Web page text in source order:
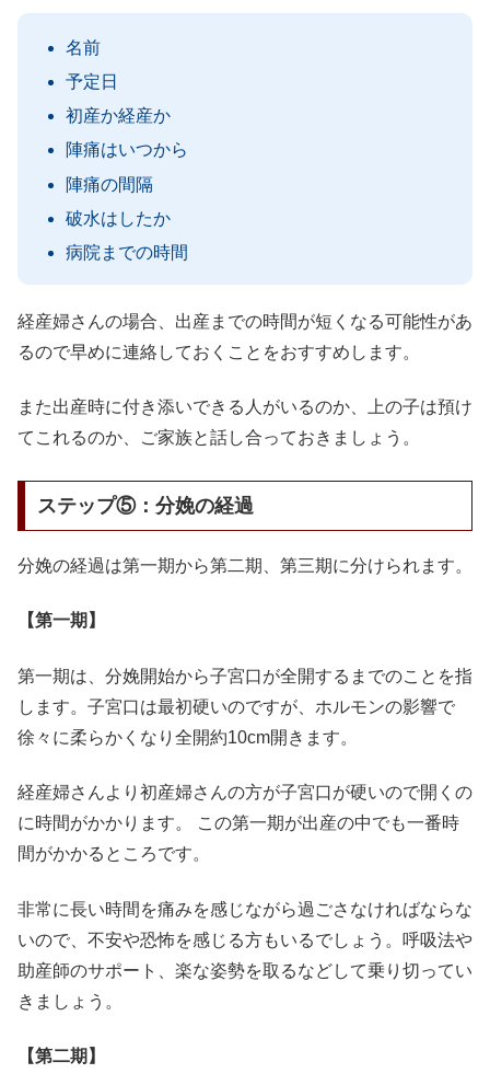
名前
予定日
初産か経産か
陣痛はいつから
陣痛の間隔
破水はしたか
病院までの時間
経産婦さんの場合、出産までの時間が短くなる可能性があ
るので早めに連絡しておくことをおすすめします。
また出産時に付き添いできる人がいるのか、上の子は預け
てこれるのか、ご家族と話し合っておきましょう。
ステップ⑤：分娩の経過
分娩の経過は第一期から第二期、第三期に分けられます。
【第一期】
第一期は、分娩開始から子宮口が全開するまでのことを指
します。子宮口は最初硬いのですが、ホルモンの影響で
徐々に柔らかくなり全開約10cm開きます。
経産婦さんより初産婦さんの方が子宮口が硬いので開くの
に時間がかかります。 この第一期が出産の中でも一番時
間がかかるところです。
非常に長い時間を痛みを感じながら過ごさなければならな
いので、不安や恐怖を感じる方もいるでしょう。呼吸法や
助産師のサポート、楽な姿勢を取るなどして乗り切ってい
きましょう。
【第二期】